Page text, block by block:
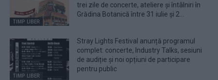
TIMP LIBER
trei zile de concerte, ateliere și întâlniri în
Grădina Botanică între 31 iulie și 2...
TIMP LIBER
Stray Lights Festival anunță programul
complet: concerte, Industry Talks, sesiuni
de audiție și noi opțiuni de participare
pentru public